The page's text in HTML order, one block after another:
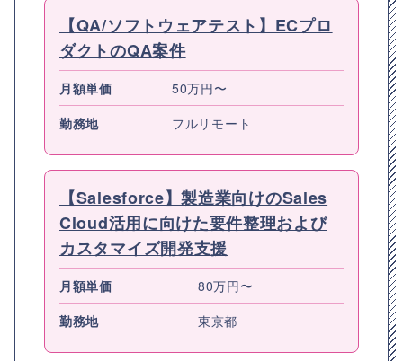
【QA/ソフトウェアテスト】ECプロ
ダクトのQA案件
月額単価
50万円〜
勤務地
フルリモート
【Salesforce】製造業向けのSales
Cloud活用に向けた要件整理および
カスタマイズ開発支援
月額単価
80万円〜
勤務地
東京都